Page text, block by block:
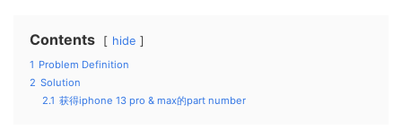
Contents hide
1 Problem Definition
2 Solution
2.1 获得iphone 13 pro & max的part number